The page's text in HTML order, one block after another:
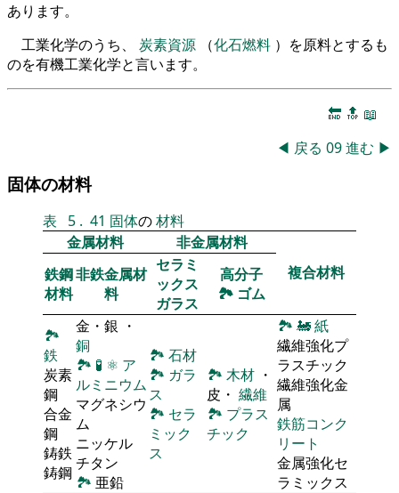
あります。
工業化学のうち、 炭素資源 （化石燃料 ）を原料とするも
のを有機工業化学と言います。
🔚 🔝 📖
◀ 戻る 09進む ▶
固体の材料
表 5 . 41 固体の材料
金属材料
非金属材料
複合材料
鉄鋼
材料
非鉄金属材
料
セラミ
ックス
ガラス
高分子
🏞 ゴム
🏞
鉄
炭素
鋼
合金
鋼
鋳鉄
鋳鋼
金・銀 ・
銅
🏞 🧪 ⚛ ア
ルミニウム
マグネシウ
ム
ニッケル
チタン
🏞 亜鉛
🏞 石材
🏞 ガラ
ス
🏞 セラ
ミック
ス
🏞 木材 ・
皮・ 繊維
🏞 プラス
チック
🏞 🚂紙
繊維強化プ
ラスチック
繊維強化金
属
鉄筋コンク
リート
金属強化セ
ラミックス